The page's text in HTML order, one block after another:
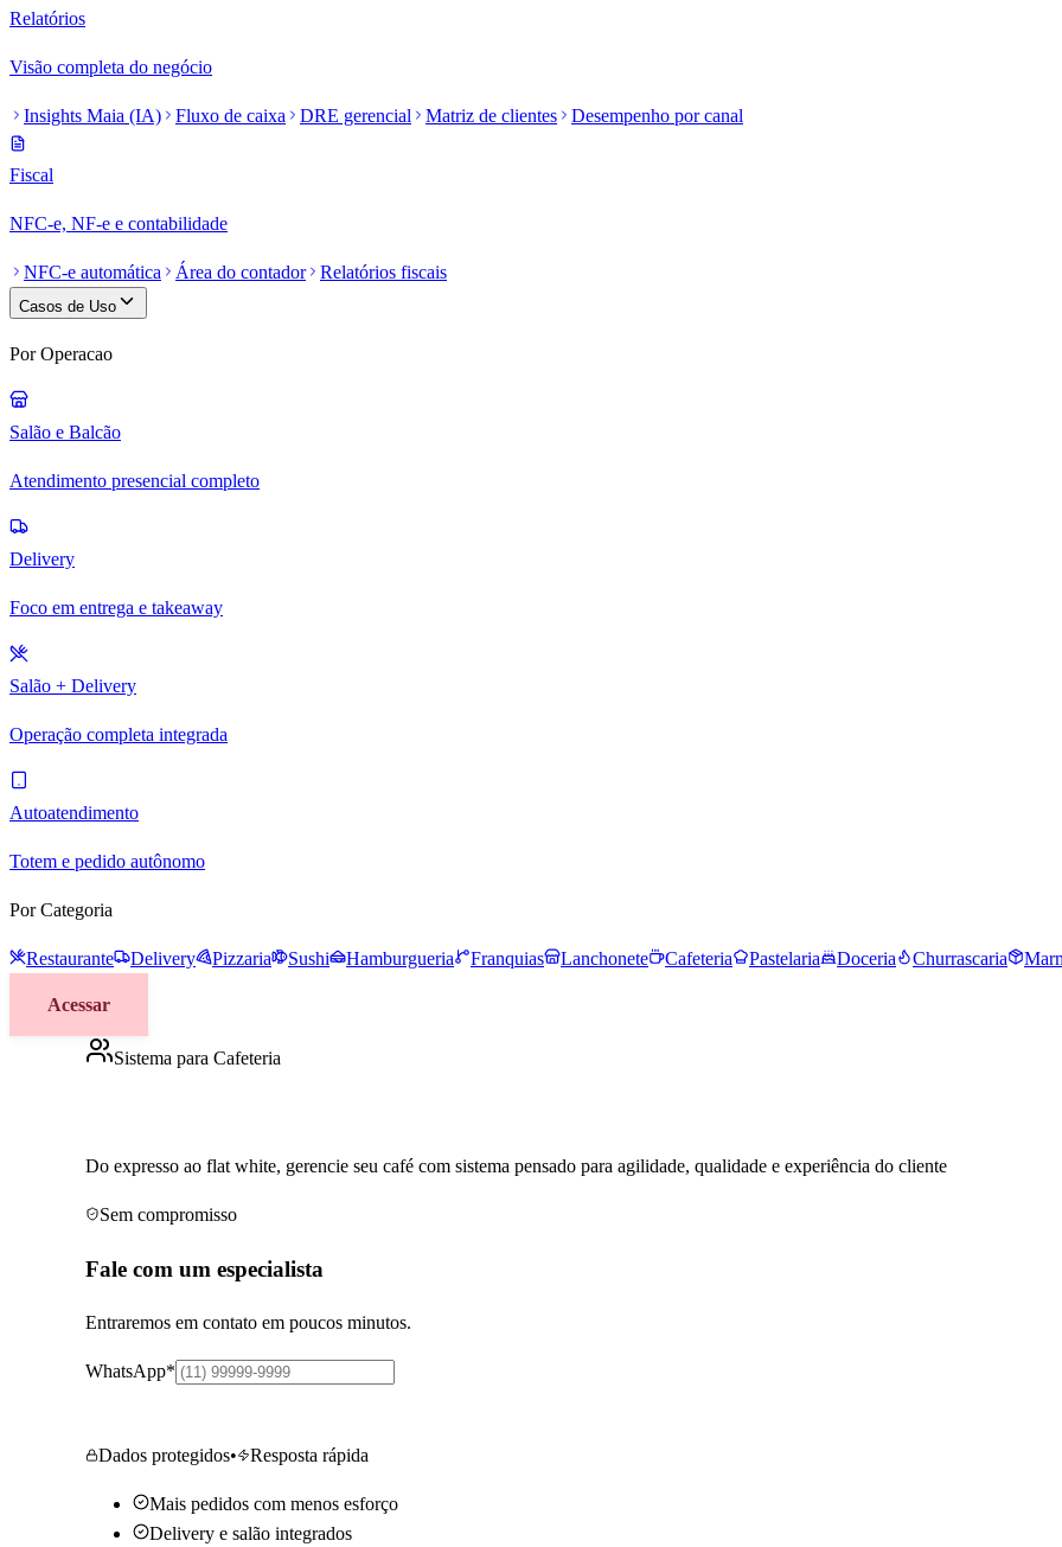
Relatórios
Visão completa do negócio
Insights Maia (IA) Fluxo de caixa DRE gerencial Matriz de clientes Desempenho por canal
Fiscal
NFC-e, NF-e e contabilidade
NFC-e automática Área do contador Relatórios fiscais
Casos de Uso
Por Operacao
Salão e Balcão
Atendimento presencial completo
Delivery
Foco em entrega e takeaway
Salão + Delivery
Operação completa integrada
Autoatendimento
Totem e pedido autônomo
Por Categoria
Restaurante Delivery Pizzaria Sushi Hamburgueria Franquias Lanchonete Cafeteria Pastelaria Doceria Churrascaria
Acessar
Sistema para Cafeteria
Do expresso ao flat white, gerencie seu café com sistema pensado para agilidade, qualidade e experiência do cliente
Sem compromisso
Fale com um especialista
Entraremos em contato em poucos minutos.
WhatsApp*
Dados protegidos• Resposta rápida
Mais pedidos com menos esforço
Delivery e salão integrados